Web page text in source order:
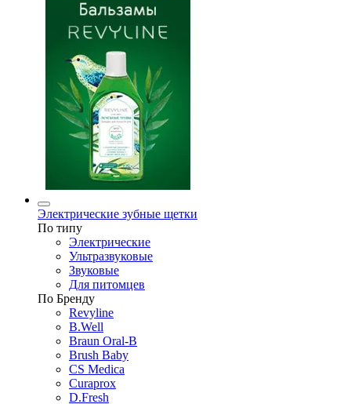
Электрические зубные щетки
По типу
Электрические
Ультразвуковые
Звуковые
Для питомцев
По Бренду
Revyline
B.Well
Braun Oral-B
Brush Baby
CS Medica
Curaprox
D.Fresh